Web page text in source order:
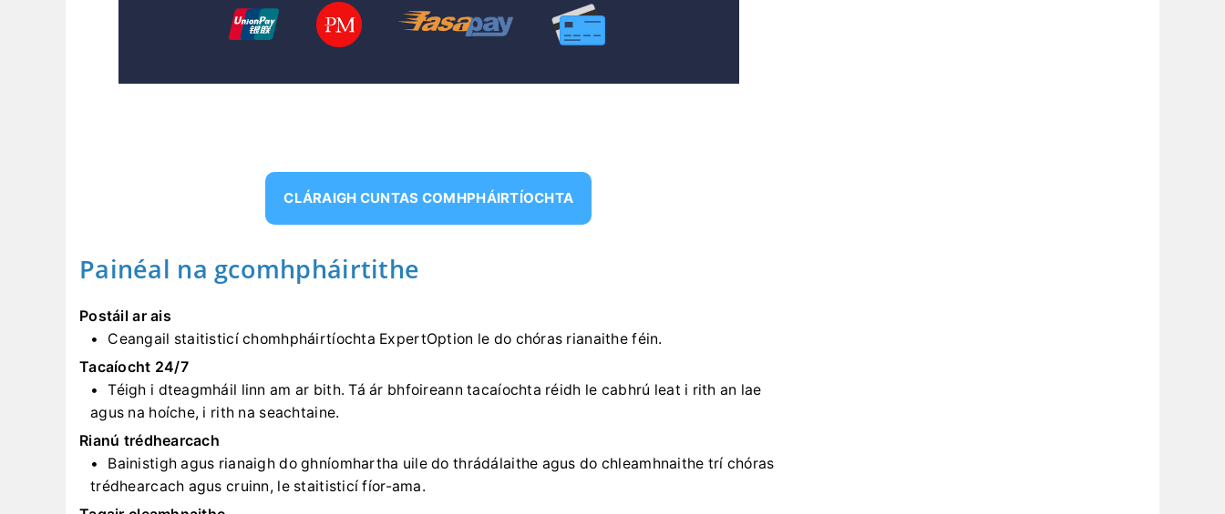
CLÁRAIGH CUNTAS COMHPHÁIRTÍOCHTA
Painéal na gcomhpháirtithe
Postáil ar ais
Ceangail staitisticí chomhpháirtíochta ExpertOption le do chóras rianaithe féin.
Tacaíocht 24/7
Téigh i dteagmháil linn am ar bith. Tá ár bhfoireann tacaíochta réidh le cabhrú leat i rith an lae
agus na hoíche, i rith na seachtaine.
Rianú trédhearcach
Bainistigh agus rianaigh do ghníomhartha uile do thrádálaithe agus do chleamhnaithe trí chóras
trédhearcach agus cruinn, le staitisticí fíor-ama.